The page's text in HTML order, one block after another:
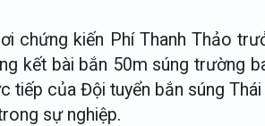
kiến Phí Thanh Thảo
kết bài bắn 50m súng trường
của Đội tuyển bắn súng
sự nghiệp.